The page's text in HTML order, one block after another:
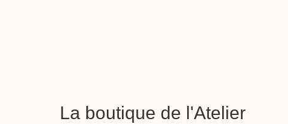
La boutique de l'Atelier